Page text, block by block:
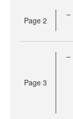
Page 2
Page 3